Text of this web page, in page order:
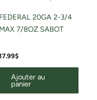
FEDERAL 20GA 2-3/4
MAX 7/8OZ SABOT
$
Ajouter au
panier